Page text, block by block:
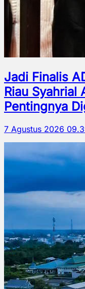
Jadi Finalis
Riau Syahrial
Pentingnya
7 Agustus 2026